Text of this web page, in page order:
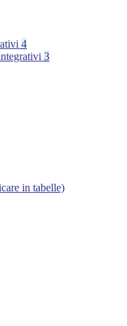
4
3
in tabelle)